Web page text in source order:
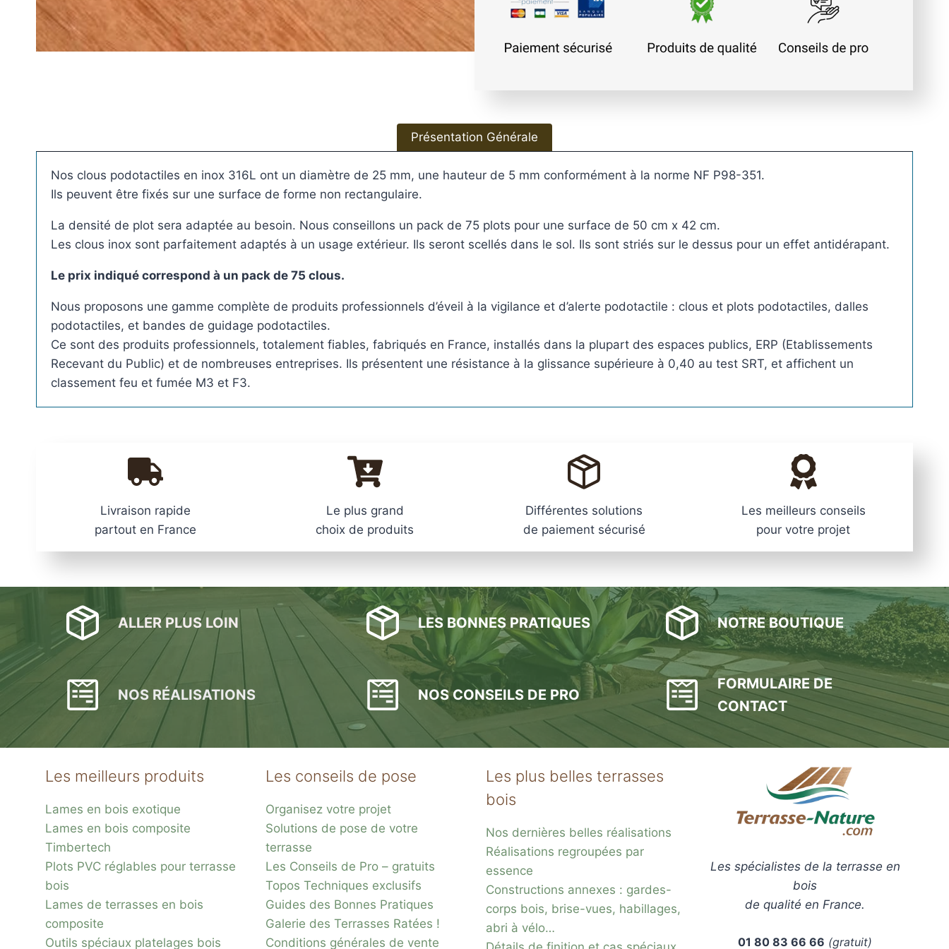
C
o
a
i
l
n
o
x
1
r
,
C
P
5
i
Présentation Générale
Nos clous podotactiles en inox 316L ont un diamètre de 25 mm, une hauteur de 5 mm conformément à la norme NF P98-351.
Ils peuvent être fixés sur une surface de forme non rectangulaire.
La densité de plot sera adaptée au besoin. Nous conseillons un pack de 75 plots pour une surface de 50 cm x 42 cm.
Les clous inox sont parfaitement adaptés à un usage extérieur. Ils seront scellés dans le sol. Ils sont striés sur le dessus pour un effet antidérapant.
Le prix indiqué correspond à un pack de 75 clous.
Nous proposons une gamme complète de produits professionnels d’éveil à la vigilance et d’alerte podotactile : clous et plots podotactiles, dalles
podotactiles, et bandes de guidage podotactiles.
Ce sont des produits professionnels, totalement fiables, fabriqués en France, installés dans la plupart des espaces publics, ERP (Etablissements
Recevant du Public) et de nombreuses entreprises. Ils présentent une résistance à la glissance supérieure à 0,40 au test SRT, et affichent un
classement feu et fumée M3 et F3.
Livraison rapide
partout en France
Le plus grand
choix de produits
Différentes solutions
de paiement sécurisé
Les meilleurs conseils
pour votre projet
ALLER PLUS LOIN
NOS RÉALISATIONS
LES BONNES PRATIQUES
NOS CONSEILS DE PRO
NOTRE BOUTIQUE
FORMULAIRE DE
CONTACT
Les meilleurs produits
Lames en bois exotique
Lames en bois composite
Timbertech
Plots PVC réglables pour terrasse
bois
Lames de terrasses en bois
composite
Outils spéciaux platelages bois
Les conseils de pose
Organisez votre projet
Solutions de pose de votre
terrasse
Les Conseils de Pro – gratuits
Topos Techniques exclusifs
Guides des Bonnes Pratiques
Galerie des Terrasses Ratées !
Conditions générales de vente
Les plus belles terrasses
bois
Nos dernières belles réalisations
Réalisations regroupées par
essence
Constructions annexes : gardes-
corps bois, brise-vues, habillages,
abri à vélo…
Les spécialistes de la terrasse en
bois
de qualité en France.
01 80 83 66 66 (gratuit)